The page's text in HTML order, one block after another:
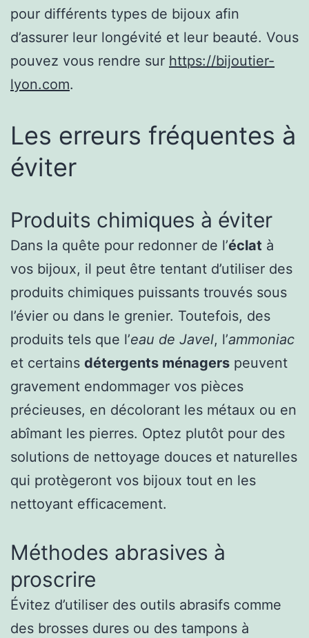
pour différents types de bijoux afin
d’assurer leur longévité et leur beauté. Vous
pouvez vous rendre sur https://bijoutier-
lyon.com.
Les erreurs fréquentes à
éviter
Produits chimiques à éviter
Dans la quête pour redonner de l’éclat à
vos bijoux, il peut être tentant d’utiliser des
produits chimiques puissants trouvés sous
l’évier ou dans le grenier. Toutefois, des
produits tels que l’eau de Javel, l’ammoniac
et certains détergents ménagers peuvent
gravement endommager vos pièces
précieuses, en décolorant les métaux ou en
abîmant les pierres. Optez plutôt pour des
solutions de nettoyage douces et naturelles
qui protègeront vos bijoux tout en les
nettoyant efficacement.
Méthodes abrasives à
proscrire
Évitez d’utiliser des outils abrasifs comme
des brosses dures ou des tampons à